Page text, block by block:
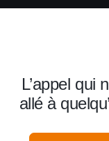
L’appel qui
allé à